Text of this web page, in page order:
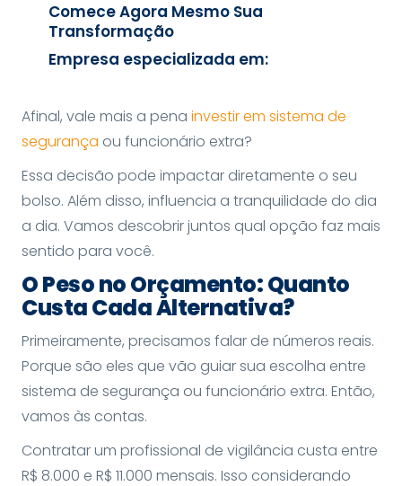
Comece Agora Mesmo Sua
Transformação
Empresa especializada em:
Afinal, vale mais a pena investir em sistema de
segurança ou funcionário extra?
Essa decisão pode impactar diretamente o seu
bolso. Além disso, influencia a tranquilidade do dia
a dia. Vamos descobrir juntos qual opção faz mais
sentido para você.
O Peso no Orçamento: Quanto
Custa Cada Alternativa?
Primeiramente, precisamos falar de números reais.
Porque são eles que vão guiar sua escolha entre
sistema de segurança ou funcionário extra. Então,
vamos às contas.
Contratar um profissional de vigilância custa entre
R$ 8.000 e R$ 11.000 mensais. Isso considerando